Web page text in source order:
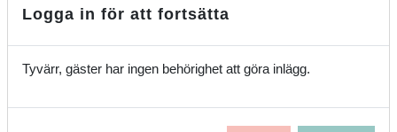
Logga in för att fortsätta
Tyvärr, gäster har ingen behörighet att göra inlägg.